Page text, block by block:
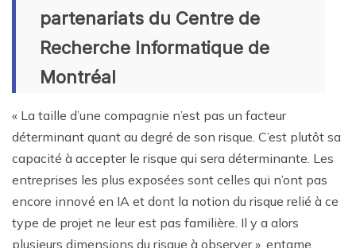
partenariats du Centre de
Recherche Informatique de
Montréal
« La taille d’une compagnie n’est pas un facteur
déterminant quant au degré de son risque. C’est plutôt sa
capacité à accepter le risque qui sera déterminante. Les
entreprises les plus exposées sont celles qui n’ont pas
encore innové en IA et dont la notion du risque relié à ce
type de projet ne leur est pas familière. Il y a alors
plusieurs dimensions du risque à observer », entame